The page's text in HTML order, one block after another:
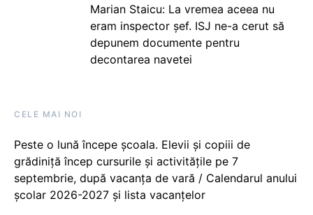
Marian Staicu: La vremea aceea nu
eram inspector șef. ISJ ne-a cerut să
depunem documente pentru
decontarea navetei
CELE MAI NOI
Peste o lună începe școala. Elevii și copiii de
grădiniță încep cursurile și activitățile pe 7
septembrie, după vacanța de vară / Calendarul anului
școlar 2026-2027 și lista vacanțelor